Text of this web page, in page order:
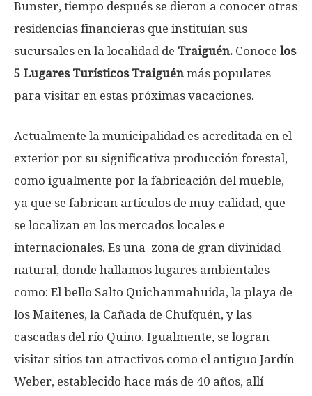
Bunster, tiempo después se dieron a conocer otras
residencias financieras que instituían sus
sucursales en la localidad de Traiguén. Conoce los
5 Lugares Turísticos Traiguén más populares
para visitar en estas próximas vacaciones.
Actualmente la municipalidad es acreditada en el
exterior por su significativa producción forestal,
como igualmente por la fabricación del mueble,
ya que se fabrican artículos de muy calidad, que
se localizan en los mercados locales e
internacionales. Es una zona de gran divinidad
natural, donde hallamos lugares ambientales
como: El bello Salto Quichanmahuida, la playa de
los Maitenes, la Cañada de Chufquén, y las
cascadas del río Quino. Igualmente, se logran
visitar sitios tan atractivos como el antiguo Jardín
Weber, establecido hace más de 40 años, allí